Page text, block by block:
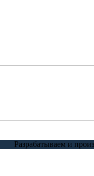
Разрабатываем и